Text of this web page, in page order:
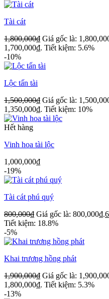
Tài cát
1,800,000₫ Giá gốc là:
1,700,000₫. Tiết kiệm: 5.6%
-10%
Lộc tấn tài
1,500,000₫ Giá gốc là:
1,350,000₫. Tiết kiệm: 10%
Hết hàng
Vinh hoa tài lộc
1,000,000₫
-19%
Tài cát phú quý
800,000₫ Giá gốc là: 800,000₫.
Tiết kiệm: 18.8%
-5%
Khai trương hồng phát
1,900,000₫ Giá gốc là:
1,800,000₫. Tiết kiệm: 5.3%
-13%